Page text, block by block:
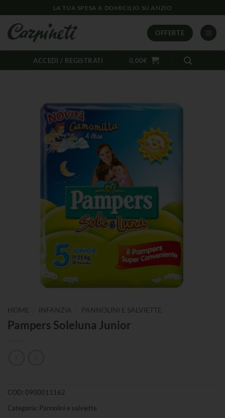
LA TUA SPESA A DOMICILIO SU ANZIO
OFFERTE
ACCEDI / REGISTRATI 0,00€
HOME INFANZIA PANNOLINI E SALVIETTE
Pampers Soleluna Junior
COD: 0900011162
Categoria: Pannolini e salviette